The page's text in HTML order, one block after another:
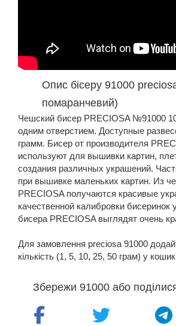
Опис бісеру 91000
помаранчевий)
Чешский бисер PRECIOSA №91000
одним отверстием. Доступные
грамм. Бисер от производителя
используют для вышивки картин,
создания различных украшений.
при вышивке маленьких картин. Из
PRECIOSA получаются красивые
качественной калибровки бисеринок
бисера PRECIOSA выглядят очень
Для замовлення preciosa 91000
кількість (1, 5, 10, 25, 50 грам) у
Збережи 91000 або